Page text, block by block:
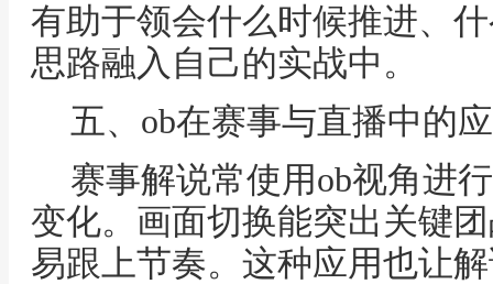
有助于领会什么时候推进、
思路融入自己的实战中。
五、ob在赛事与直播中的
赛事解说常使用ob视角进
变化。画面切换能突出关键
易跟上节奏。这种应用也让